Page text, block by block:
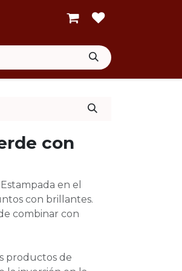
con
en el
con brillantes.
combinar con
productos de